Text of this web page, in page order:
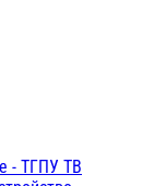
- ТГПУ ТВ